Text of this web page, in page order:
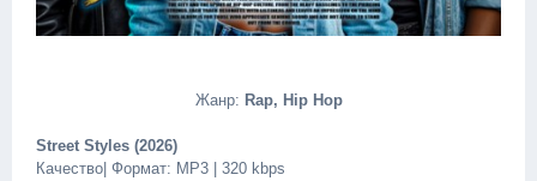
Жанр: Rap, Hip Hop
Street Styles (2026)
Качество| Формат: MP3 | 320 kbps